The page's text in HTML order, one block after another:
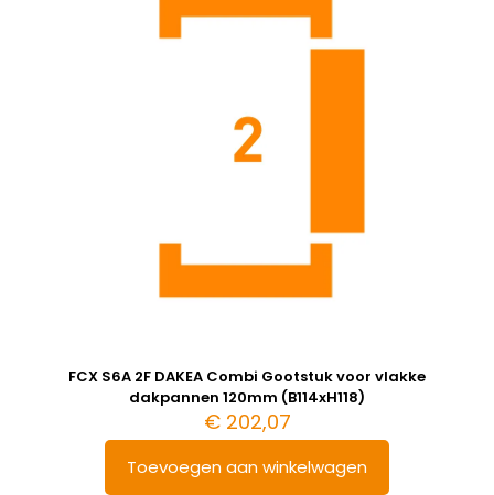
FCX S6A 2F DAKEA Combi Gootstuk voor vlakke
dakpannen 120mm (B114xH118)
€202,07
Toevoegen aan winkelwagen